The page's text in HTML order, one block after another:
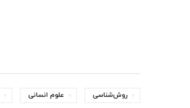
روش‌شناسی علوم انسانی